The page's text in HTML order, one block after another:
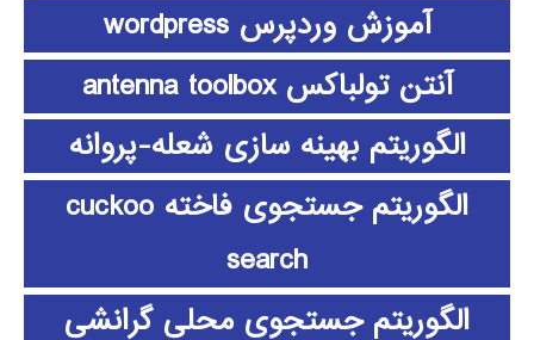
آموزش وردپرس wordpress
آنتن تولباکس antenna toolbox
الگوریتم بهینه سازی شعله-پروانه
الگوریتم جستجوی فاخته cuckoo
search
الگوریتم جستجوی محلی گرانشی